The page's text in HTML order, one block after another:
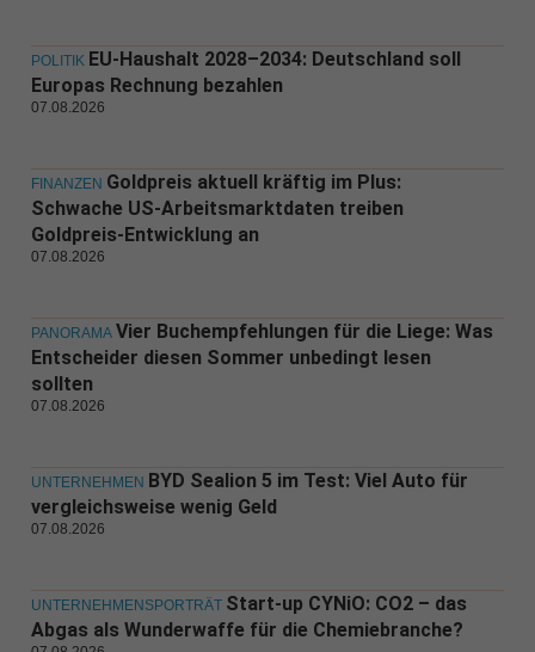
POLITIK EU-Haushalt 2028–2034: Deutschland soll
Europas Rechnung bezahlen
07.08.2026
FINANZEN Goldpreis aktuell kräftig im Plus:
Schwache US-Arbeitsmarktdaten treiben
Goldpreis-Entwicklung an
07.08.2026
PANORAMA Vier Buchempfehlungen für die Liege: Was
Entscheider diesen Sommer unbedingt lesen
sollten
07.08.2026
UNTERNEHMEN BYD Sealion 5 im Test: Viel Auto für
vergleichsweise wenig Geld
07.08.2026
UNTERNEHMENSPORTRÄT Start-up CYNiO: CO2 – das
Abgas als Wunderwaffe für die Chemiebranche?